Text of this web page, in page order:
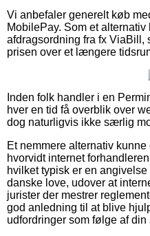
Vi anbefaler generelt køb
MobilePay. Som et
afdragsordning fra fx ViaBill,
prisen over et længere
Inden folk handler i en
hver en tid få overblik over
dog naturligvis ikke særlig
Et nemmere alternativ
hvorvidt internet
hvilket typisk er en
danske love, udover at
jurister der mestrer
god anledning til at blive
udfordringer som følge af din